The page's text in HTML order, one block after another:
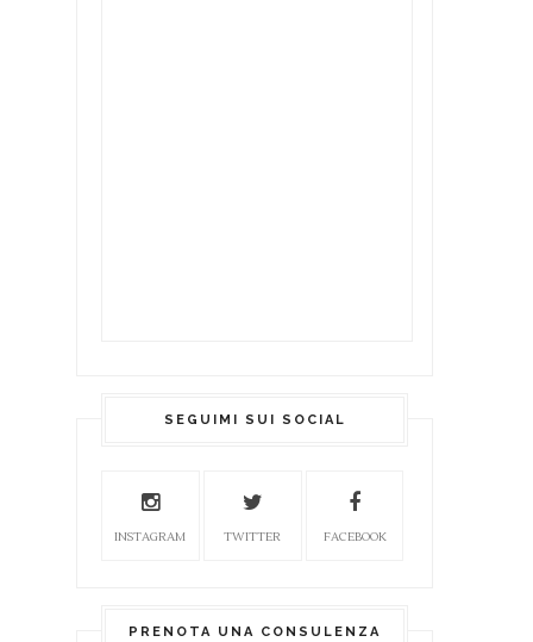
SEGUIMI SUI SOCIAL
INSTAGRAM TWITTER FACEBOOK
PRENOTA UNA CONSULENZA